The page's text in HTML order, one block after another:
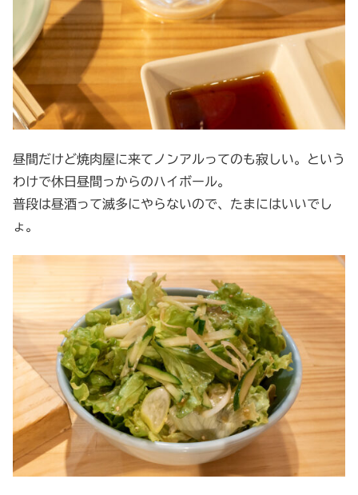
昼間だけど焼肉屋に来てノンアルってのも寂しい。という
わけで休日昼間っからのハイボール。
普段は昼酒って滅多にやらないので、たまにはいいでし
ょ。